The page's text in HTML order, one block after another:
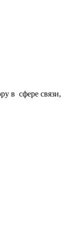
в сфере связи,